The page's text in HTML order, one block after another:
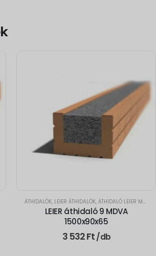
ÁTHIDALÓK, LEIER ÁTHIDALÓK, ÁTHIDALÓ LEIER MDVA 9CM
LEIER áthidaló 9 MDVA
1500x90x65
3 532Ft/db